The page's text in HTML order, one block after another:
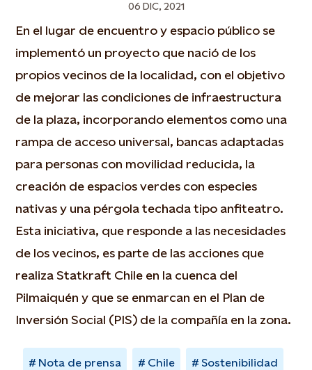
06 DIC, 2021
En el lugar de encuentro y espacio público se
implementó un proyecto que nació de los
propios vecinos de la localidad, con el objetivo
de mejorar las condiciones de infraestructura
de la plaza, incorporando elementos como una
rampa de acceso universal, bancas adaptadas
para personas con movilidad reducida, la
creación de espacios verdes con especies
nativas y una pérgola techada tipo anfiteatro.
Esta iniciativa, que responde a las necesidades
de los vecinos, es parte de las acciones que
realiza Statkraft Chile en la cuenca del
Pilmaiquén y que se enmarcan en el Plan de
Inversión Social (PIS) de la compañía en la zona.
Nota de prensa Chile Sostenibilidad